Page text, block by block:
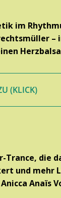
im
(KLICK)
Trance, die
und mehr
Anaïs